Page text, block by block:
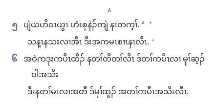
ג
၅ ပျဲ​ယဟိဝၤ​ယွၤ ဟံးစု​နဲၣ်ကျဲ​ နၤ​တ​က့ၢ်. * +
သန့ၤ​န​သး​လၢ​အီၤ ဒီး​အ​က​မၤစၢၤ​နၤ​လီၤ. +
၆ အ​ဝဲ​ကဒုး​ကပီၤ​ထီၣ်​ န​တၢ်တီ​တၢ်လိၤ ဒ်​တၢ်​ကပီၤ​လၢ မုၢ်ဆ့ၣ်
ဝါ​အသိး
ဒီး​န​တၢ်မၤ​လၢ​အတီ ဒ်​မုၢ်ထူၣ်​ အ​တၢ်​ကပီၤ​အသိး​လီၤ.